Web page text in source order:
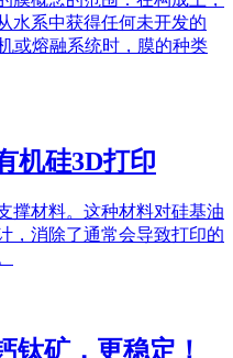
水系中获得任何未开发的
或熔融系统时，膜的种类
机硅3D打印
撑材料。这种材料对硅基油
，消除了通常会导致打印的
钛矿，更稳定！